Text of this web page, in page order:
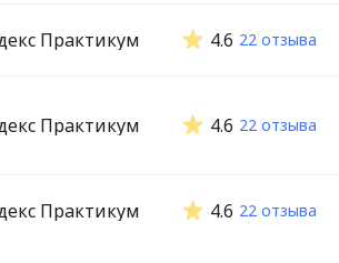
Практикум 4.6 22 отзыва
Практикум 4.6 22 отзыва
Практикум 4.6 22 отзыва